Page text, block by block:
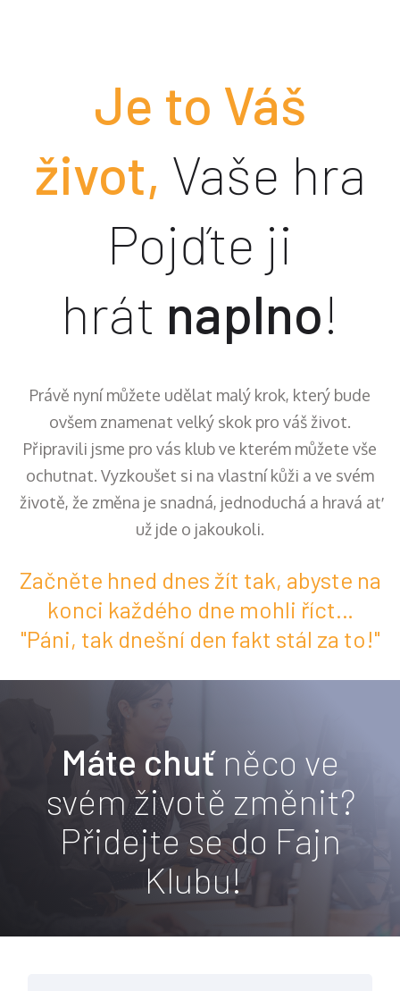
Je to Váš
život, Vaše hra
Pojďte ji
hrát naplno!
Právě nyní můžete udělat malý krok, který bude
ovšem znamenat velký skok pro váš život.
Připravili jsme pro vás klub ve kterém můžete vše
ochutnat. Vyzkoušet si na vlastní kůži a ve svém
životě, že změna je snadná, jednoduchá a hravá ať
už jde o jakoukoli.
Začněte hned dnes žít tak, abyste na
konci každého dne mohli říct…
"Páni, tak dnešní den fakt stál za to!"
Máte chuťněco ve
svém životě změnit?
Přidejte se do Fajn
Klubu!